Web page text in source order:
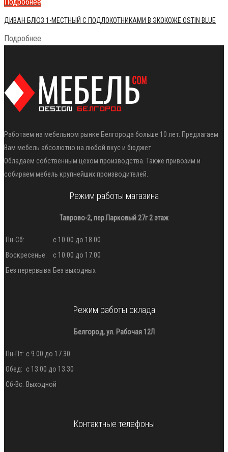
ДИВАН БЛЮЗ 1-МЕСТНЫЙ С ПОДЛОКОТНИКАМИ В ЭКОКОЖЕ OSTIN BLUE
Подробнее
Работаем на мебельном рынке Белгорода больше 10 лет. Предлагаем
Вам мебель абсолютно на любой вкус и бюджет.
Обладаем собственным цехом производства. Также привозим и
собираем мебель крупнейших производителей.
Режим работы магазина
Таврово-2, пер.Парковый 27г 2 этаж
Пн-Сб:
с 10.00 до 18.00
Воскресенье:
с 10.00 до 17.00
Без перервыва Без выходных
Режим работы склада
Белгород, ул. Рабочая 12Л
Пн-Пт: с 9.00 до 17.30
Обед: с 13.00 до 13.30
Сб-Вс: Выходной
Контактные телефоны